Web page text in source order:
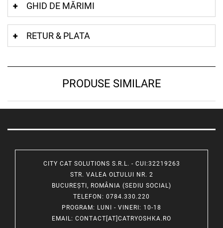
GHID DE MĂRIMI
RETUR & PLATA
PRODUSE SIMILARE
CITY CAT SOLUTIONS S.R.L. - CUI:32219263
STR. VALEA OLTULUI NR. 2
BUCUREȘTI, ROMÂNIA (SEDIU SOCIAL)
TELEFON : 0784.330.220
PROGRAM: LUNI - VINERI: 10-18
EMAIL: CONTACT[AT]CATRYOSHKA.RO